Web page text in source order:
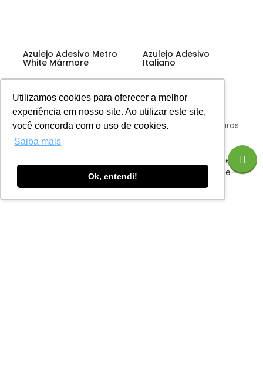
Utilizamos cookies para oferecer a melhor
experiência em nosso site. Ao utilizar este site,
você concorda com o uso de cookies.
Saiba mais
Ok, entendi!
Azulejo Adesivo Metro
White Mármore
de: R$ 45,90
R$ 35,90
6x deR$ 5,98sem juros
Azulejo Adesivo
Italiano
de: R$ 93,00
R$ 49,90
6x de sem juros
46% 46%